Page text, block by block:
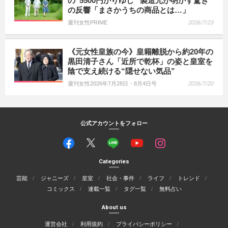
の反響「まさかうちの商品とは…」
週刊女性PRIME 2026/7/23
《元女性皇族の今》皇籍離脱から約20年の
黒田清子さん「近所で乾杯」の姿と皇室を
陰で支え続ける“隠せない気品”
週刊女性2026年7月28日・8月4日号 2026/7/20
公式アカウントをフォロー
Categories
芸能 ジャニーズ 皇室 社会・事件 ライフ
トレンド
コミックス
連載一覧 タグ一覧 無料占い
About us
運営会社 利用規約 プライバシーポリシー